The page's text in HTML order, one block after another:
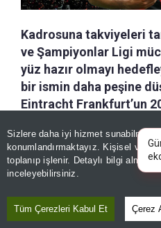
Sizlere daha iyi hizmet sunabilmek
konumlandırmaktayız. Kişisel
toplanıp işlenir. Detaylı bilgi almak
inceleyebilirsiniz.
Tüm Çerezleri Kabul Et Çerez
Kadrosuna takviyeleri
ve Şampiyonlar Ligi
yüz hazır olmayı
bir ismin daha peşine
Eintracht Frankfurt’un
kulübüyle temasa geçti.
pozisyonlarında
oyuncunun transferi
günlerde gelişme
futbolcunun bir dönem